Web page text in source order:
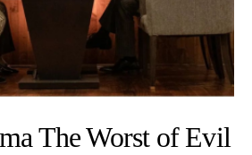
The Worst of Evil